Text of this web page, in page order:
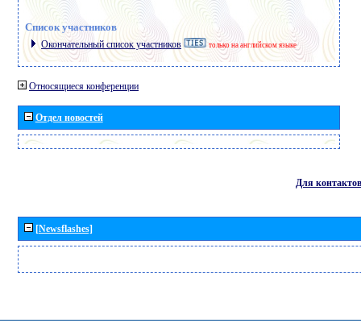
Список участников
Окончательный список участников только на английском языке
Относящиеся конференции
Отдел новостей
Для контактов
[Newsflashes]